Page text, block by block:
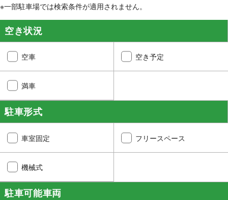
※一部駐車場では検索条件が適用されません。
空き状況
空車 空き予定
満車
駐車形式
車室固定 フリースペース
機械式
駐車可能車両